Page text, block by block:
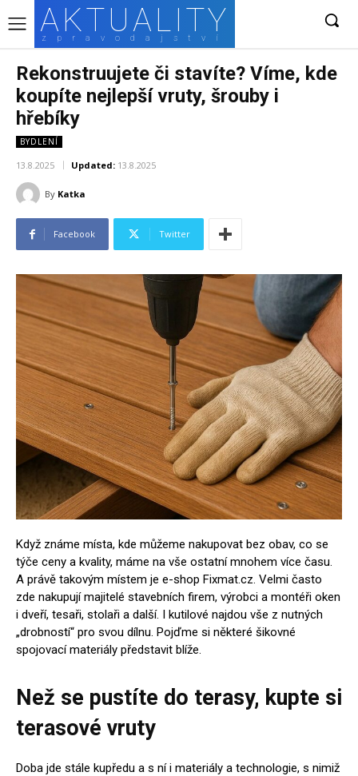
AKTUALITY
zpravodajství
Rekonstruujete či stavíte? Víme, kde
koupíte nejlepší vruty, šrouby i
hřebíky
BYDLENÍ
13.8.2025 Updated: 13.8.2025
By Katka
Facebook Twitter
Když známe místa, kde můžeme nakupovat bez obav, co se
týče ceny a kvality, máme na vše ostatní mnohem více času.
A právě takovým místem je e-shop Fixmat.cz. Velmi často
zde nakupují majitelé stavebních firem, výrobci a montéři oken
i dveří, tesaři, stolaři a další. I kutilové najdou vše z nutných
„drobností“ pro svou dílnu. Pojďme si některé šikovné
spojovací materiály představit blíže.
Než se pustíte do terasy, kupte si
terasové vruty
Doba jde stále kupředu a s ní i materiály a technologie, s nimiž